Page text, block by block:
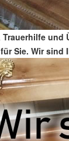
Trauerhilfe und
Sie. Wir